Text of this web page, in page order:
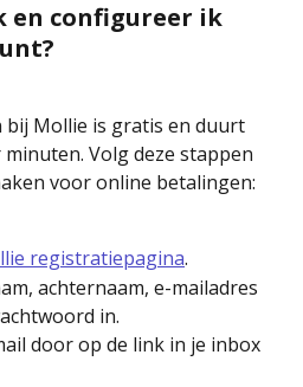
en configureer ik
bij Mollie is gratis en duurt
Volg deze stappen
voor online betalingen:
registratiepagina.
achternaam, e-mailadres
in.
door op de link in je inbox